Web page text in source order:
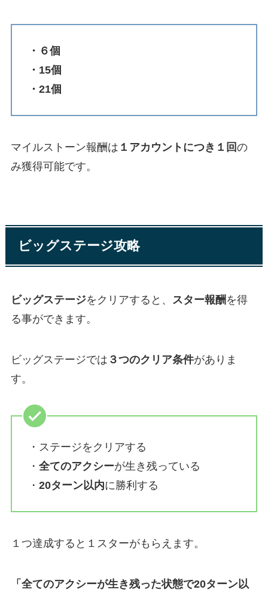
・６個
・15個
・21個
マイルストーン報酬は １アカウントにつき１回の
み獲得可能です。
ビッグステージ攻略
ビッグステージをクリアすると、 スター報酬 を得
る事ができます。
ビッグステージでは ３つのクリア条件がありま
す。
・ステージをクリアする
・ 全てのアクシーが生き残っている
・ 20ターン以内に勝利する
１つ達成すると１スターがもらえます。
「全てのアクシーが生き残った状態で20ターン以